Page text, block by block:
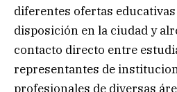
diferentes ofertas
disposición en la ciudad y
contacto directo entre
representantes de
profesionales de diversas